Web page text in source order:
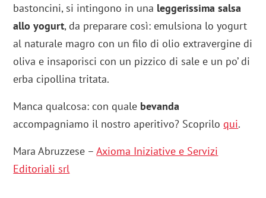
bastoncini, si intingono in una leggerissima salsa
allo yogurt, da preparare così: emulsiona lo yogurt
al naturale magro con un filo di olio extravergine di
oliva e insaporisci con un pizzico di sale e un po’ di
erba cipollina tritata.
Manca qualcosa: con quale bevanda
accompagniamo il nostro aperitivo? Scopriloqui.
Mara Abruzzese –Axioma Iniziative e Servizi
Editoriali srl